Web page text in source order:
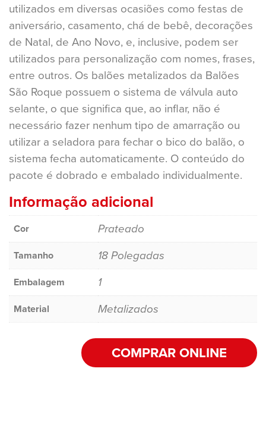
utilizados em diversas ocasiões como festas de
aniversário, casamento, chá de bebê, decorações
de Natal, de Ano Novo, e, inclusive, podem ser
utilizados para personalização com nomes, frases,
entre outros. Os balões metalizados da Balões
São Roque possuem o sistema de válvula auto
selante, o que significa que, ao inflar, não é
necessário fazer nenhum tipo de amarração ou
utilizar a seladora para fechar o bico do balão, o
sistema fecha automaticamente. O conteúdo do
pacote é dobrado e embalado individualmente.
Informação adicional
Cor Prateado
Tamanho 18 Polegadas
Embalagem 1
Material Metalizados
COMPRAR ONLINE